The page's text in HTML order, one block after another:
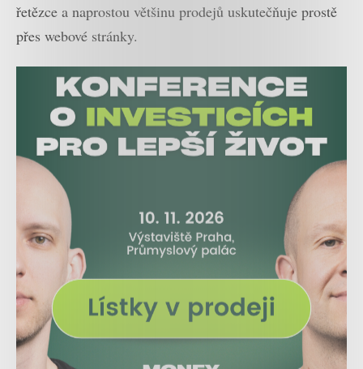
řetězce a naprostou většinu prodejů uskutečňuje prostě
přes webové stránky.